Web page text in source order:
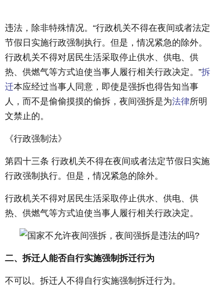
违法，除非特殊情况。“行政机关不得在夜间或者法定
节假日实施行政强制执行。但是，情况紧急的除外。
行政机关不得对居民生活采取停止供水、供电、供
热、供燃气等方式迫使当事人履行相关行政决定。”拆
迁本应经过当事人同意，即使是强拆也得告知当事
人，而不是偷偷摸摸的偷拆，夜间强拆是为法律所明
文禁止的。
《行政强制法》
第四十三条 行政机关不得在夜间或者法定节假日实施
行政强制执行。但是，情况紧急的除外。
行政机关不得对居民生活采取停止供水、供电、供
热、供燃气等方式迫使当事人履行相关行政决定。
二、拆迁人能否自行实施强制拆迁行为
不可以。拆迁人不得自行实施强制拆迁行为。